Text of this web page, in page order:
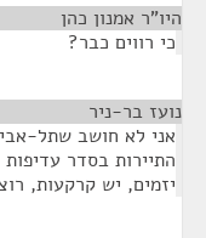
היו"ר אמנון כהן
כי רווים כבר?
נועז בר-ניר
אני לא חושב שתל-
התיירות בסדר
יזמים, יש קרקעות,